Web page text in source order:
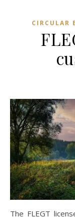
CIRCULAR
The FLEGT